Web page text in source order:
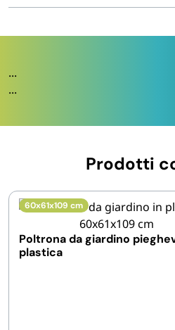
...
...
Prodotti
60x61x109 cm
Poltrona da giardino
plastica